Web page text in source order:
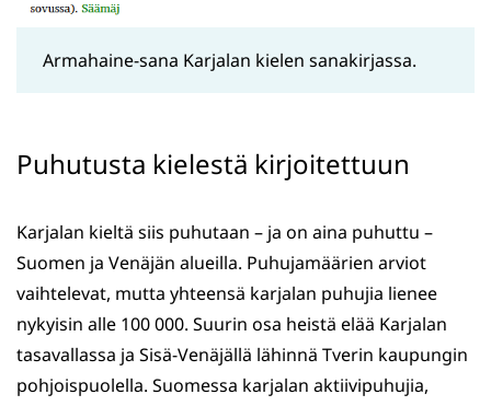
Armahaine-sana Karjalan kielen sanakirjassa.
Puhutusta kielestä kirjoitettuun
Karjalan kieltä siis puhutaan – ja on aina puhuttu –
Suomen ja Venäjän alueilla. Puhujamäärien arviot
vaihtelevat, mutta yhteensä karjalan puhujia lienee
nykyisin alle 100 000. Suurin osa heistä elää Karjalan
tasavallassa ja Sisä-Venäjällä lähinnä Tverin kaupungin
pohjoispuolella. Suomessa karjalan aktiivipuhujia,